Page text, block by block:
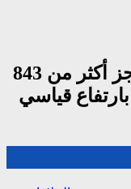
تقرير: الجمارك تتمكن من حجز أكثر من 843
ألف سيجارة مهربة في 2025 بارتفاع قياسي